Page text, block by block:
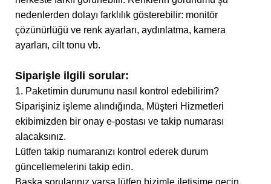
nedenlerden dolayı farklılık gösterebilir: monitör
çözünürlüğü ve renk ayarları, aydınlatma, kamera
ayarları, cilt tonu vb.
Siparişle ilgili sorular:
1. Paketimin durumunu nasıl kontrol edebilirim?
Siparişiniz işleme alındığında, Müşteri Hizmetleri
ekibimizden bir onay e-postası ve takip numarası
alacaksınız.
Lütfen takip numaranızı kontrol ederek durum
güncellemelerini takip edin.